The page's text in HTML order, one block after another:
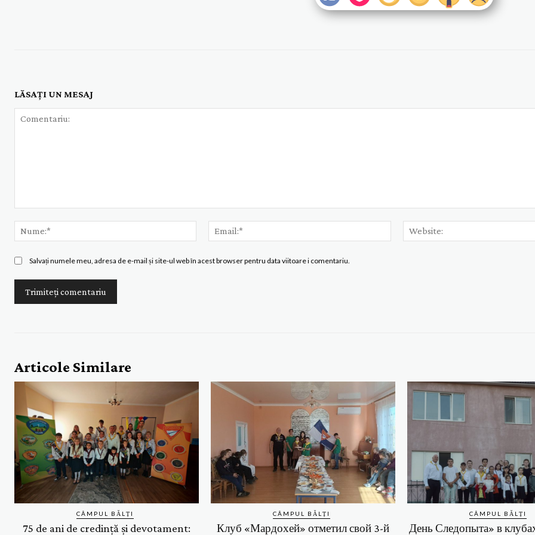
LĂSAȚI UN MESAJ
Nume:*
Email:*
Salvați numele meu, adresa de e-mail și site-ul web în acest browser pentru data viitoare i comentariu.
Articole Similare
CÂMPUL BĂLȚI
75 de ani de credință și devotament:
CÂMPUL BĂLȚI
Клуб «Мардохей» отметил свой 3-й
CÂMPUL BĂLȚI
День Следопыта» в